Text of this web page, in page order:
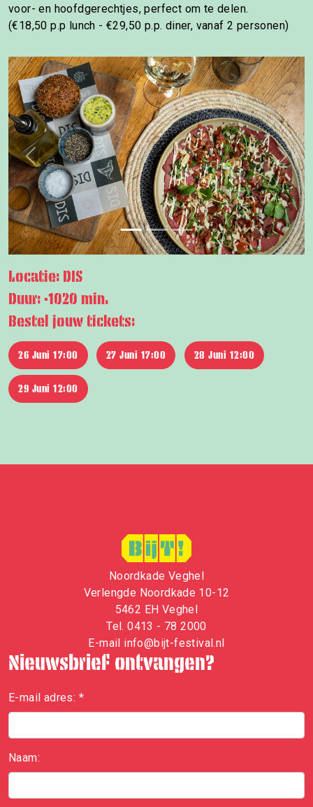
voor- en hoofdgerechtjes, perfect om te delen.
(€18,50 p.p lunch - €29,50 p.p. diner, vanaf 2 personen)
Previous Next
Locatie: DIS
Duur: -1020 min.
Bestel jouw tickets:
26 Juni 17:00 27 Juni 17:00
28 Juni 12:00
29 Juni 12:00
Noordkade Veghel
Verlengde Noordkade 10-12
5462 EH Veghel
Tel.0413 - 78 2000
E-mail info@bijt-festival.nl
Nieuwsbrief ontvangen?
E-mail adres: *
Naam: